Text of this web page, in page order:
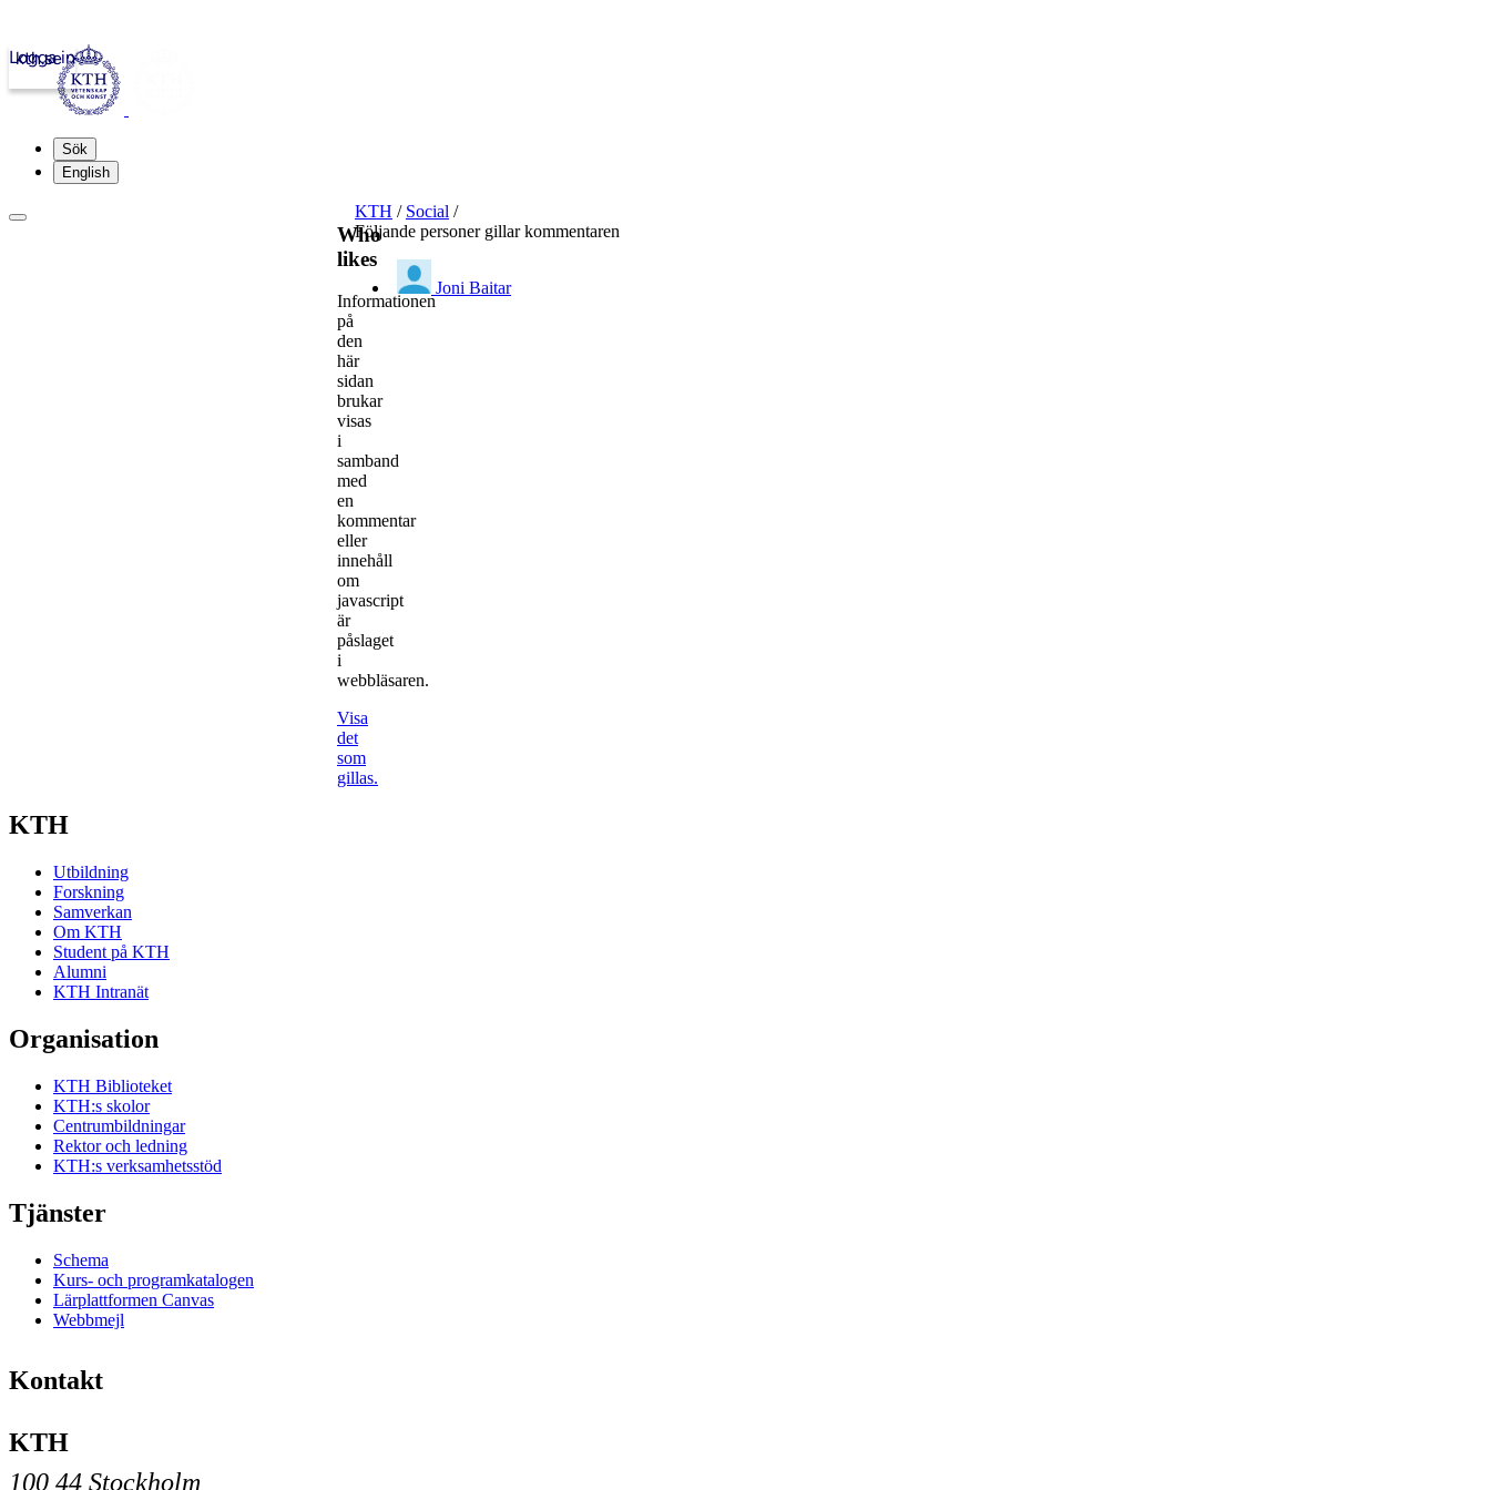
kth.se
Logga in
Sök
English
KTH / Social /
Följande personer gillar kommentaren
Joni Baitar
Who
likes
Informationen
på
den
här
sidan
brukar
visas
i
samband
med
en
kommentar
eller
innehåll
om
javascript
är
påslaget
i
webbläsaren.
Visa
det
som
gillas.
KTH
Utbildning
Forskning
Samverkan
Om KTH
Student på KTH
Alumni
KTH Intranät
Organisation
KTH Biblioteket
KTH:s skolor
Centrumbildningar
Rektor och ledning
KTH:s verksamhetsstöd
Tjänster
Schema
Kurs- och programkatalogen
Lärplattformen Canvas
Webbmejl
Kontakt
KTH
100 44 Stockholm